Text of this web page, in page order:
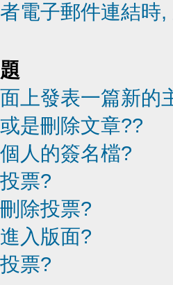
電子郵件連結時
上發表一篇新的
是刪除文章??
人的簽名檔?
票?
除投票?
入版面?
票?